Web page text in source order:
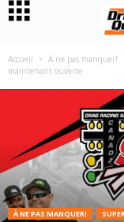
Accueil À ne pas manquer!
maintenant ouverte
À NE PAS MANQUER!